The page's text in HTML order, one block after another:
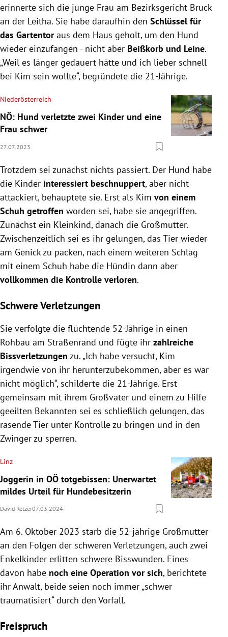
erinnerte sich die junge Frau am Bezirksgericht Bruck
an der Leitha. Sie habe daraufhin den Schlüssel für
das Gartentoraus dem Haus geholt, um den Hund
wieder einzufangen - nicht aber Beißkorb und Leine.
„Weil es länger gedauert hätte und ich lieber schnell
bei Kim sein wollte“, begründete die 21-Jährige.
Niederösterreich
NÖ: Hund verletzte zwei Kinder und eine
Frau schwer
27.07.2023
Trotzdem sei zunächst nichts passiert. Der Hund habe
die Kinder interessiert beschnuppert, aber nicht
attackiert, behauptete sie. Erst als Kim von einem
Schuh getroffen worden sei, habe sie angegriffen.
Zunächst ein Kleinkind, danach die Großmutter.
Zwischenzeitlich sei es ihr gelungen, das Tier wieder
am Genick zu packen, nach einem weiteren Schlag
mit einem Schuh habe die Hündin dann aber
vollkommen die Kontrolle verloren.
Schwere Verletzungen
Sie verfolgte die flüchtende 52-Jährige in einen
Rohbau am Straßenrand und fügte ihr zahlreiche
Bissverletzungen zu. „Ich habe versucht, Kim
irgendwie von ihr herunterzubekommen, aber es war
nicht möglich“, schilderte die 21-Jährige. Erst
gemeinsam mit ihrem Großvater und einem zu Hilfe
geeilten Bekannten sei es schließlich gelungen, das
rasende Tier unter Kontrolle zu bringen und in den
Zwinger zu sperren.
Linz
Joggerin in OÖ totgebissen: Unerwartet
mildes Urteil für Hundebesitzerin
David Retzer07.03.2024
Am 6. Oktober 2023 starb die 52-jährige Großmutter
an den Folgen der schweren Verletzungen, auch zwei
Enkelkinder erlitten schwere Bisswunden. Eines
davon habe noch eine Operation vor sich, berichtete
ihr Anwalt, beide seien noch immer „schwer
traumatisiert“ durch den Vorfall.
Freispruch